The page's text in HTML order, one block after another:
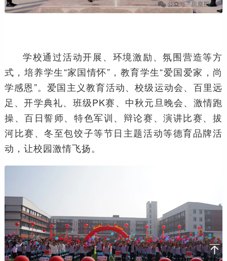
学校通过活动开展、环境激励、氛围营造等方
式，培养学生“家国情怀”，教育学生“爱国爱家，尚
学感恩”。爱国主义教育活动、校级运动会、百里远
足、开学典礼、班级PK赛、中秋元旦晚会、激情跑
操、百日誓师、特色军训、辩论赛、演讲比赛、拔
河比赛、冬至包饺子等节日主题活动等德育品牌活
动，让校园激情飞扬。